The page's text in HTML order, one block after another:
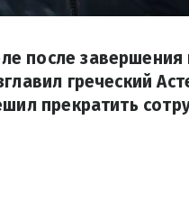
после завершения
греческий
прекратить